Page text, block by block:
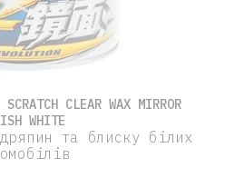
CLEAR WAX MIRROR
WHITE
та блиску білих